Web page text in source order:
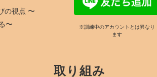
の視点 〜
〜
※訓練中のアカウントとは異なり
ます
取り組み